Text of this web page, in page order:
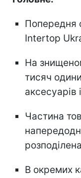
Попередня
Intertop
На
тисяч
аксесуарів
Частина
В окремих